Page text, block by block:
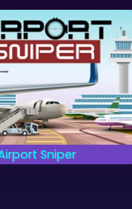
Das Palasthotel